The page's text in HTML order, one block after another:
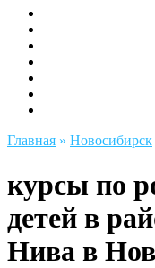
Главная » Новосибирск
курсы по
детей в
Нива в